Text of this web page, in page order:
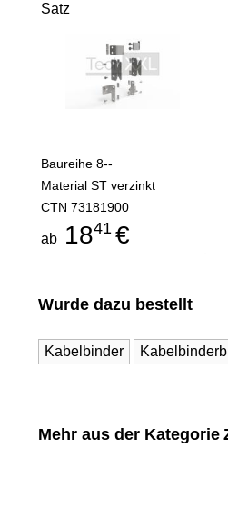
Satz
Baureihe 8--
Material ST verzinkt
CTN 73181900
ab 1841 €
Wurde dazu bestellt
Kabelbinder
Mehr aus der Kategorie